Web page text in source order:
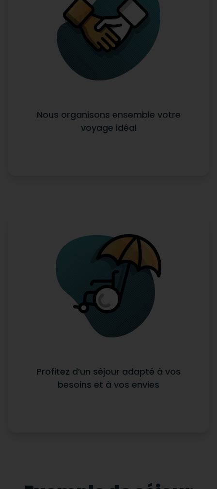
Nous organisons ensemble votre
voyage idéal
Profitez d’un séjour adapté à vos
besoins et à vos envies